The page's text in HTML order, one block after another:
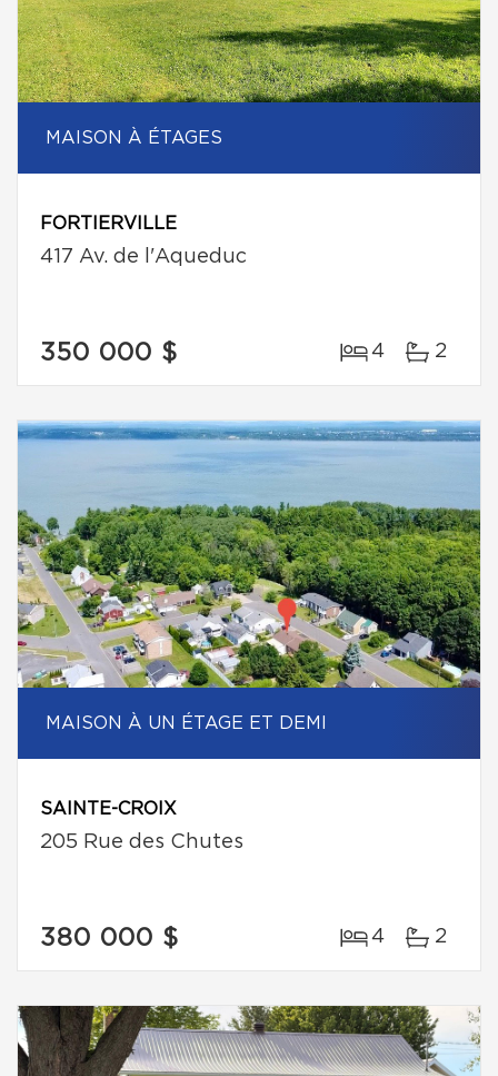
MAISON À ÉTAGES
FORTIERVILLE
417 Av. de l'Aqueduc
350 000 $ 4 2
MAISON À UN ÉTAGE ET DEMI
SAINTE-CROIX
205 Rue des Chutes
380 000 $ 4 2